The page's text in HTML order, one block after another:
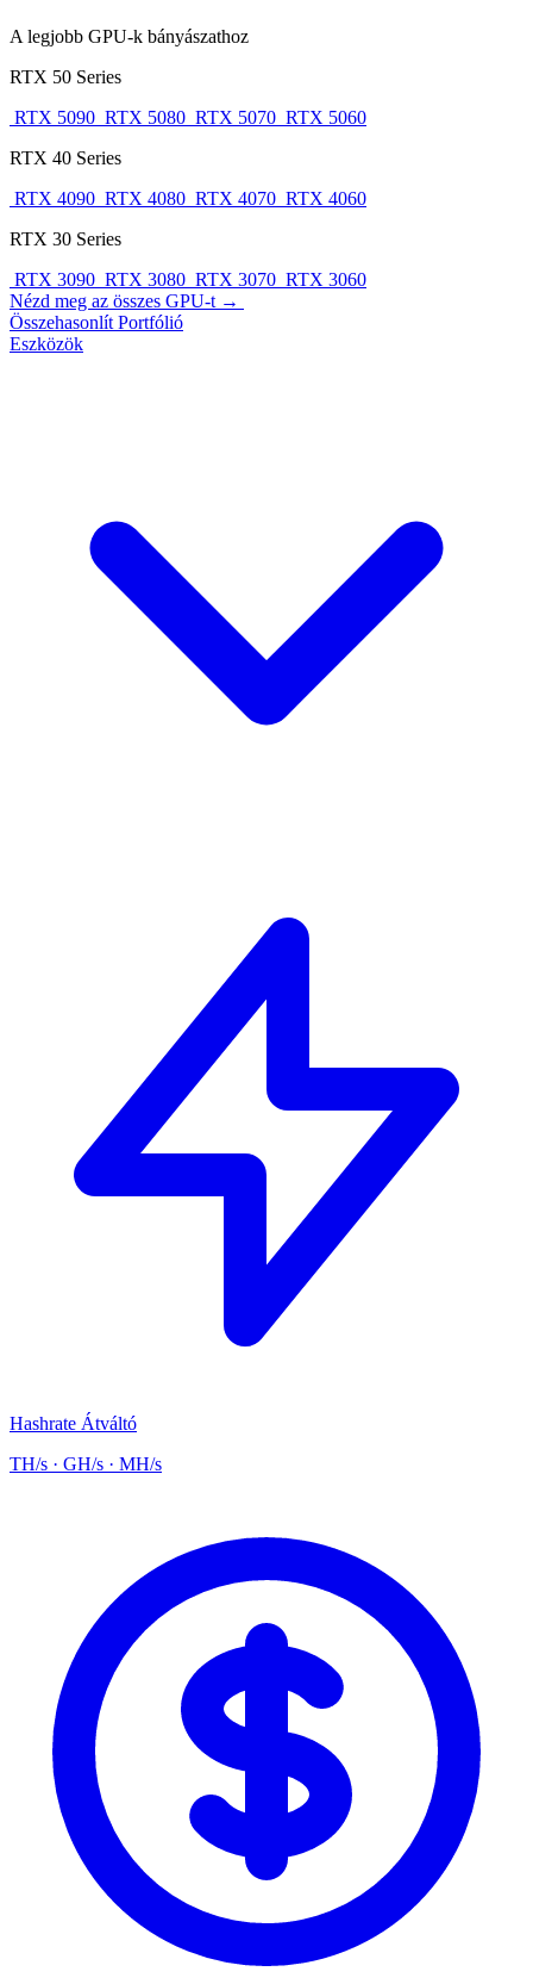
A legjobb GPU-k bányászathoz
RTX 50 Series
RTX 5090 RTX 5080 RTX 5070 RTX 5060
RTX 40 Series
RTX 4090 RTX 4080 RTX 4070 RTX 4060
RTX 30 Series
RTX 3090 RTX 3080 RTX 3070 RTX 3060
Nézd meg az összes GPU-t →
Összehasonlít Portfólió
Eszközök
Hashrate Átváltó
TH/s · GH/s · MH/s